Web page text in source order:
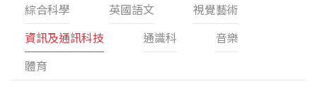
綜合科學
英國語文
視覺藝術
資訊及通訊科技
通識科
音樂
體育